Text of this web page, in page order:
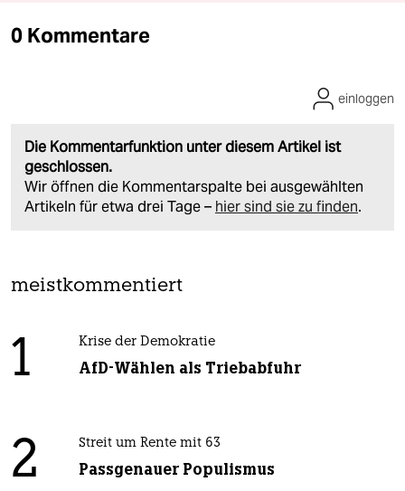
0 Kommentare
Die Kommentarfunktion unter diesem Artikel ist
geschlossen.
Wir öffnen die Kommentarspalte bei ausgewählten
Artikeln für etwa drei Tage – hier sind sie zu finden.
einloggen
meistkommentiert
1 Krise der Demokratie
AfD-Wählen als Triebabfuhr
2 Streit um Rente mit 63
Passgenauer Populismus